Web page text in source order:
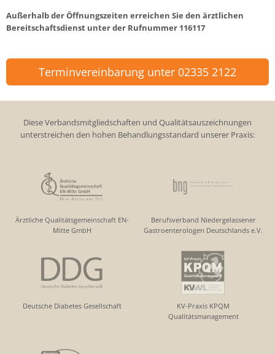
Außerhalb der Öffnungszeiten erreichen Sie den ärztlichen
Bereitschaftsdienst unter der Rufnummer 116117
Terminvereinbarung unter 02335 2122
Diese Verbandsmitgliedschaften und Qualitätsauszeichnungen
unterstreichen den hohen Behandlungsstandard unserer Praxis:
Ärztliche Qualitätsgemeinschaft EN-
Mitte GmbH
Berufsverband Niedergelassener
Gastroenterologen Deutschlands e.V.
Deutsche Diabetes Gesellschaft
KV-Praxis KPQM
Qualitätsmanagement